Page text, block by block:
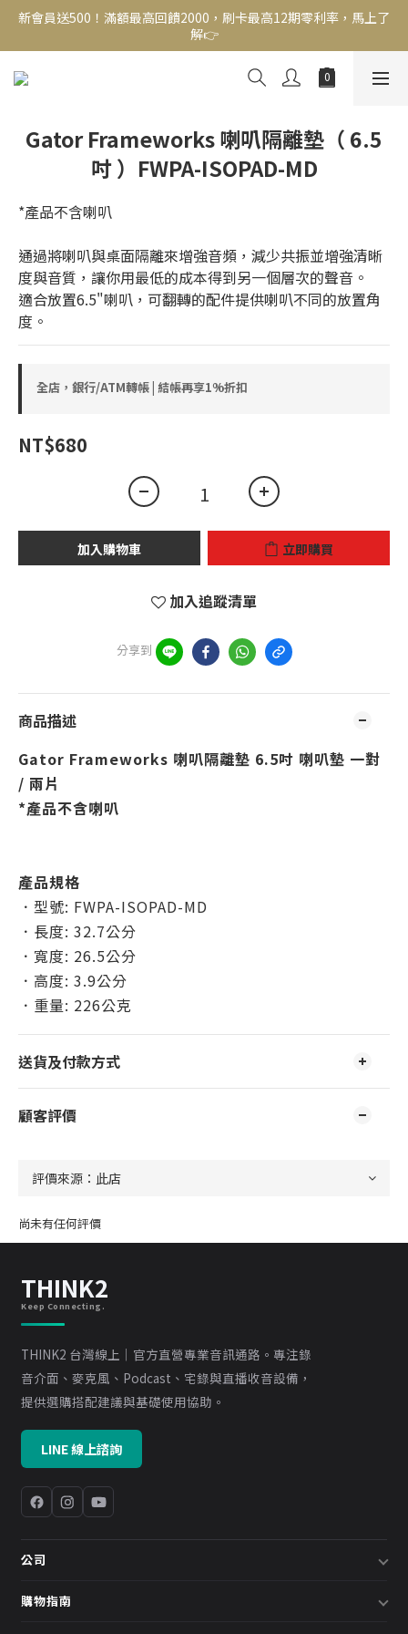
新會員送500！滿額最高回饋2000，刷卡最高12期零利率，馬上了
解👉
新會員送500！滿額最高回饋2000，刷卡最高12期零利率，馬上了
解👉
結帳頁選zingala銀角零卡分期，輕鬆打包
解👉
Gator Frameworks 喇叭隔離墊（ 6.5
吋 ）FWPA-ISOPAD-MD
*產品不含喇叭
通過將喇叭與桌面隔離來增強音頻，減少共振並增強清晰
度與音質，讓你用最低的成本得到另一個層次的聲音。
適合放置6.5"喇叭，可翻轉的配件提供喇叭不同的放置角
度。
全店，銀行/ATM轉帳 | 結帳再享1%折扣
NT$680
加入購物車 立即購買
加入追蹤清單
分享到
商品描述
Gator Frameworks 喇叭隔離墊 6.5吋 喇叭墊 一對
/ 兩片
*產品不含喇叭
產品規格
．型號: FWPA-ISOPAD-MD
．長度: 32.7公分
．寬度: 26.5公分
．高度: 3.9公分
．重量: 226公克
送貨及付款方式
顧客評價
尚未有任何評價
THINK2
Keep Connecting.
THINK2 台灣線上｜官方直營專業音訊通路。專注錄
音介面、麥克風、Podcast、宅錄與直播收音設備，
提供選購搭配建議與基礎使用協助。
LINE 線上諮詢
公司
關於我們
購物指南